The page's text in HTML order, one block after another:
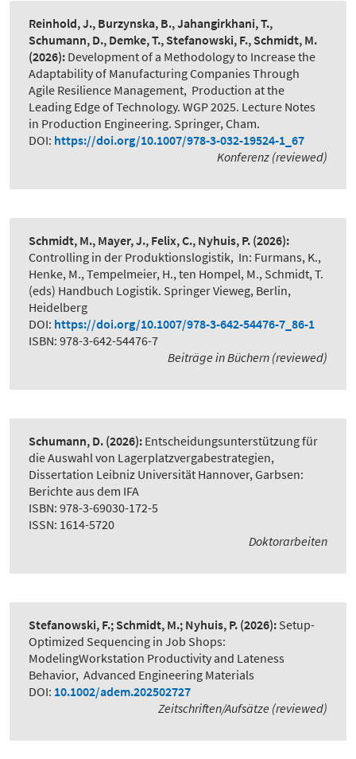
Reinhold, J., Burzynska, B., Jahangirkhani, T.,
Schumann, D., Demke, T., Stefanowski, F., Schmidt, M.
(2026): Development of a Methodology to Increase the
Adaptability of Manufacturing Companies Through
Agile Resilience Management, Production at the
Leading Edge of Technology. WGP 2025. Lecture Notes
in Production Engineering. Springer, Cham.
DOI: https://doi.org/10.1007/978-3-032-19524-1_67
Konferenz (reviewed)
Schmidt, M., Mayer, J., Felix, C., Nyhuis, P. (2026):
Controlling in der Produktionslogistik, In: Furmans, K.,
Henke, M., Tempelmeier, H., ten Hompel, M., Schmidt, T.
(eds) Handbuch Logistik. Springer Vieweg, Berlin,
Heidelberg
DOI: https://doi.org/10.1007/978-3-642-54476-7_86-1
ISBN: 978-3-642-54476-7
Beiträge in Büchern (reviewed)
Schumann, D. (2026): Entscheidungsunterstützung für
die Auswahl von Lagerplatzvergabestrategien,
Dissertation Leibniz Universität Hannover, Garbsen:
Berichte aus dem IFA
ISBN: 978-3-69030-172-5
ISSN: 1614-5720
Doktorarbeiten
Stefanowski, F.; Schmidt, M.; Nyhuis, P. (2026): Setup-
Optimized Sequencing in Job Shops:
ModelingWorkstation Productivity and Lateness
Behavior, Advanced Engineering Materials
DOI: 10.1002/adem.202502727
Zeitschriften/Aufsätze (reviewed)